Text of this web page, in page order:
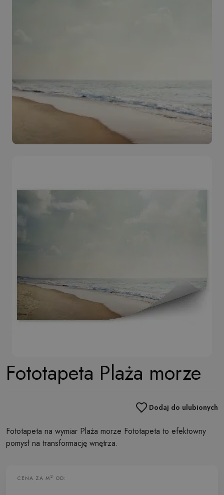
Fototapeta Plaża morze
Dodaj do ulubionych
Fototapeta na wymiar Plaża morze Fototapeta to efektowny
pomysł na transformację wnętrza.
CENA ZA M2 OD: